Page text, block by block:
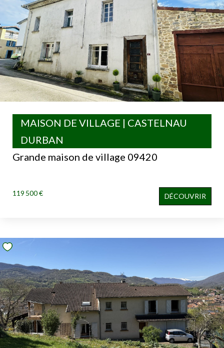
Grande maison de village 09420
MAISON DE VILLAGE | CASTELNAU
DURBAN
119 500 € DÉCOUVRIR